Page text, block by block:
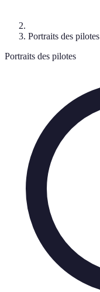
Portraits des pilotes
Portraits des pilotes